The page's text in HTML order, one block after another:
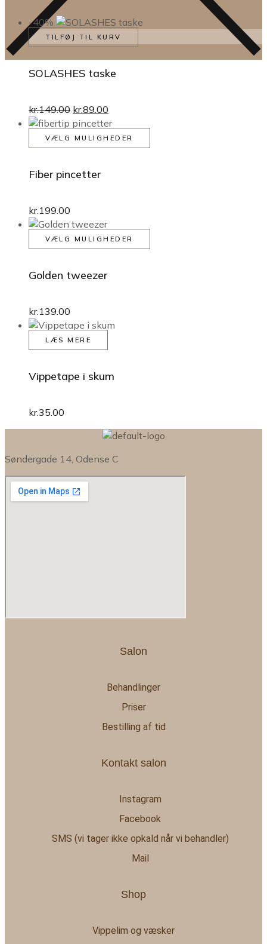
-40%
TILFØJ TIL KURV
SOLASHES taske
kr.149.00 Den
oprindelige
pris
var:
kr.149.00.
kr.89.00
aktuelle
pris
er:
kr.89.00.
VÆLG MULIGHEDER
vare
vælges
på
Fiber pincetter
kr. 199.00
VÆLG MULIGHEDER
vare
Golden tweezer
kr. 139.00
LÆS MERE
Vippetape i skum
kr.35.00
Søndergade 14, Odense C
Salon
Behandlinger
Priser
Bestilling af tid
Kontakt salon
Instagram
Facebook
SMS (vi tager ikke opkald når vi behandler)
Mail
Shop
Vippelim og væsker